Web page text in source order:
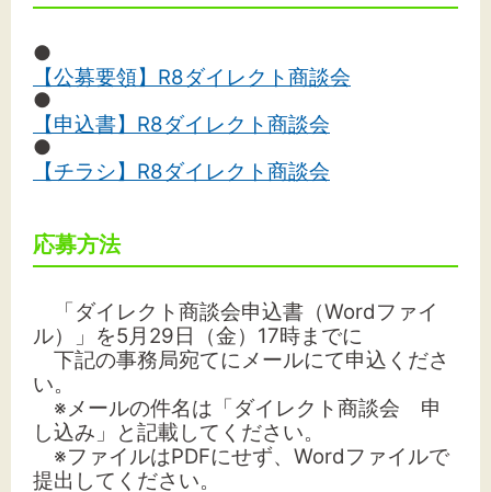
●
【公募要領】R8ダイレクト商談会
●
【申込書】R8ダイレクト商談会
●
【チラシ】R8ダイレクト商談会
応募方法
「ダイレクト商談会申込書（Wordファイ
ル）」を5月29日（金）17時までに
下記の事務局宛てにメールにて申込くださ
い。
※メールの件名は「ダイレクト商談会 申
し込み」と記載してください。
※ファイルはPDFにせず、Wordファイルで
提出してください。